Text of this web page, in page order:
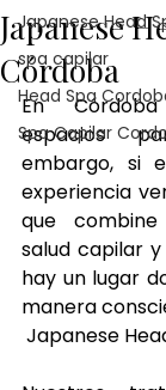
Japanese Head
spa capilar
Head Spa
Spa Capilar
Japanese
Córdoba
En
espacios
embargo, si
experiencia
que
salud capilar
hay un lugar
manera
Japanese